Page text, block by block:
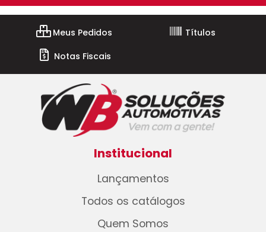
Meus Pedidos
Títulos
Notas Fiscais
Institucional
Lançamentos
Todos os catálogos
Quem Somos